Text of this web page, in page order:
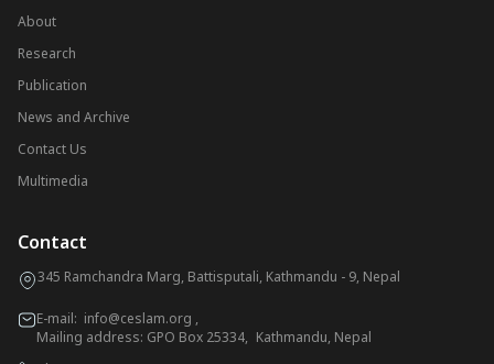
About
Research
Publication
News and Archive
Contact Us
Multimedia
Contact
345 Ramchandra Marg, Battisputali, Kathmandu - 9, Nepal
E-mail: info@ceslam.org ,
Mailing address: GPO Box 25334, Kathmandu, Nepal